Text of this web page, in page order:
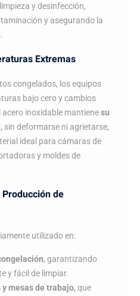
y desinfección,
y asegurando la
Extremas
congelados, los equipos
bajo cero y cambios
inoxidable mantienesu
, sin deformarse ni agrietarse,
ideal para cámaras de
y moldes de
de
utilizado en:
, garantizando
y fácil de limpiar.
mesas de trabajo, que